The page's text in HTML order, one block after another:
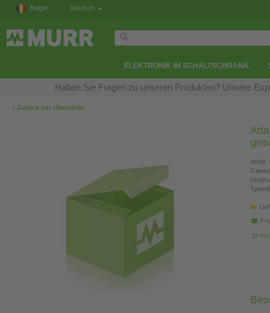
België Deutsch
ELEKTRONIK IM SCHALTSCHRANK
Haben Sie Fragen zu unseren Produkten? Unsere
‹ Zurück zur Übersicht
ArtNr.: